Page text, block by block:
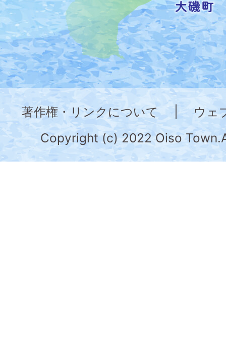
し
た
地
図。
神
奈
川
県
の
著作権・リンクについて
ウェ
Copyright (c) 2022 Oiso